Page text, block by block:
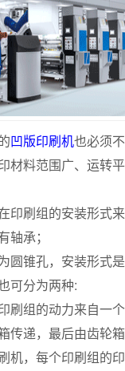
凹版印刷机也必须
材料范围广、运转
印刷组的安装形式
承；
圆锥孔，安装形式
可分为两种:
刷组的动力来自一
传递，最后由齿轮
机，每个印刷组的